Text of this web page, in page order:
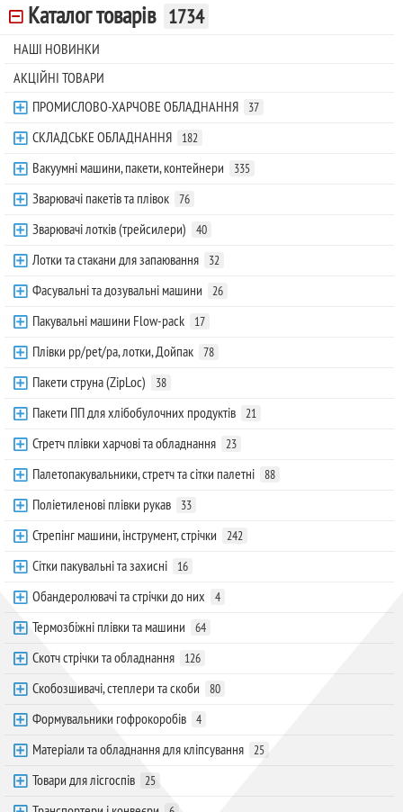
Каталог товарів 1734
НАШІ НОВИНКИ
АКЦІЙНІ ТОВАРИ
ПРОМИСЛОВО-ХАРЧОВЕ ОБЛАДНАННЯ
37
СКЛАДСЬКЕ ОБЛАДНАННЯ 182
Вакуумні машини, пакети, контейнери 335
Зварювачі пакетів та плівок 76
Зварювачі лотків (трейсилери) 40
Лотки та стакани для запаювання 32
Фасувальні та дозувальні машини 26
Пакувальні машини Flow-pack 17
Плівки pp/pet/pa, лотки, Дойпак 78
Пакети струна (ZipLoc) 38
Пакети ПП для хлібобулочних продуктів 21
Стретч плівки харчові та обладнання 23
Палетопакувальники, стретч та сітки палетні 88
Поліетиленові плівки рукав 33
Стрепінг машини, інструмент, стрічки 242
Сітки пакувальні та захисні 16
Обандеролювачі та стрічки до них 4
Термозбіжні плівки та машини 64
Скотч стрічки та обладнання 126
Скобозшивачі, степлери та скоби 80
Формувальники гофрокоробів 4
Матеріали та обладнання для кліпсування 25
Товари для лісгоспів 25